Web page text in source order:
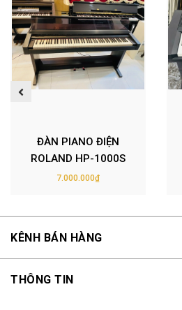
ĐÀN PIANO ĐIỆN
ROLAND HP-1000S
7.000.000₫
KÊNH BÁN HÀNG
THÔNG TIN